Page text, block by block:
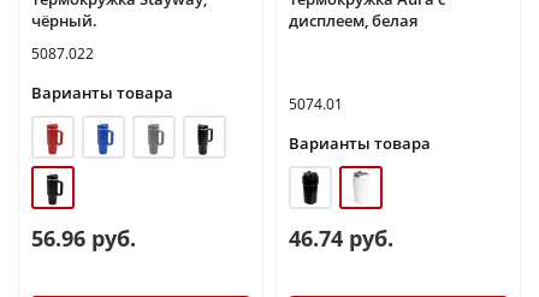
чёрный.
5087.022
Варианты товара
56.96 руб.
дисплеем, белая
5074.01
Варианты товара
46.74 руб.